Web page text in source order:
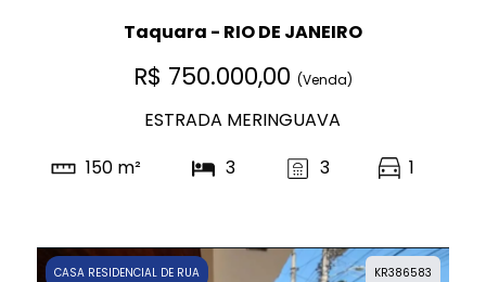
Taquara - RIO DE JANEIRO
R$ 750.000,00 (Venda)
ESTRADA MERINGUAVA
150 m²
3 3 1
KR386583
CASA RESIDENCIAL DE RUA